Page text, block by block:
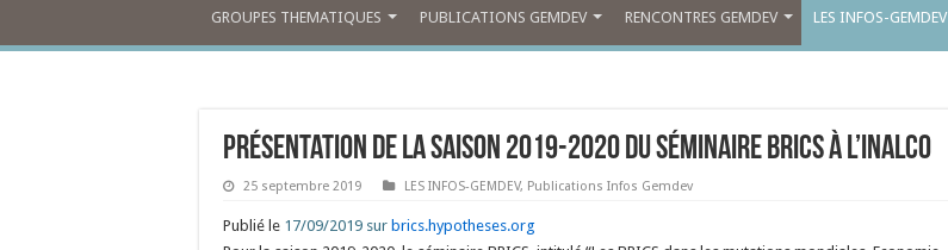
GROUPES THEMATIQUES PUBLICATIONS GEMDEV RENCONTRES GEMDEV LES INFOS-GEMDEV
Présentation de la saison 2019-2020 du séminaire BRICS à l’INALCO
25 septembre 2019 LES INFOS-GEMDEV, Publications Infos Gemdev
Publié le 17/09/2019 sur brics.hypotheses.org